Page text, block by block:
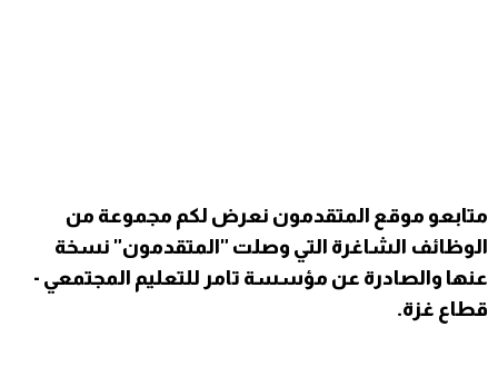
متابعو موقع المتقدمون نعرض لكم مجموعة من
الوظائف الشاغرة التي وصلت "المتقدمون" نسخة
عنها والصادرة عن مؤسسة تامر للتعليم المجتمعي -
قطاع غزة.